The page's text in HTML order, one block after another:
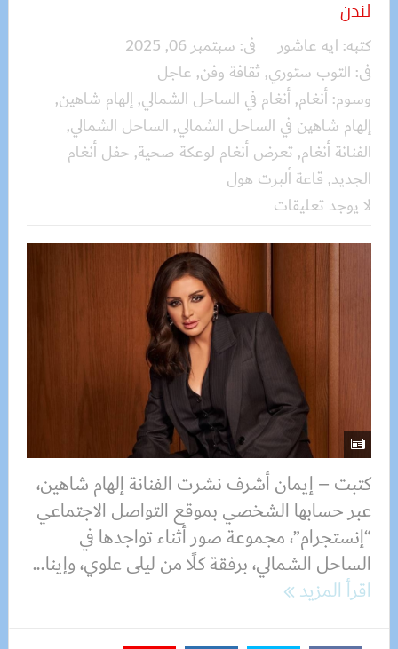
لندن
كتبه: ايه عاشور فى: سبتمبر 06, 2025
فى: التوب ستوري, ثقافة وفن, عاجل
وسوم:أنغام,أنغام في الساحل الشمالي, إلهام شاهين,
إلهام شاهين في الساحل الشمالي, الساحل الشمالي,
الفنانة أنغام, تعرض أنغام لوعكة صحية, حفل أنغام
الجديد, قاعة ألبرت هول
لا يوجد تعليقات
كتبت – إيمان أشرف نشرت الفنانة إلهام شاهين،
عبر حسابها الشخصي بموقع التواصل الاجتماعي
“إنستجرام”، مجموعة صور أثناء تواجدها في
الساحل الشمالي، برفقة كلًا من ليلى علوي، وإينا...
اقرأ المزيد